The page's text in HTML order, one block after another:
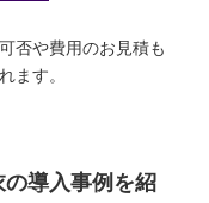
否や費用のお見積も
ます。
導入事例を紹